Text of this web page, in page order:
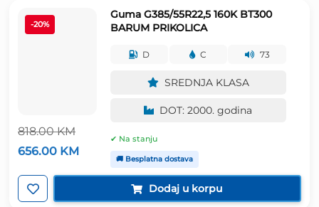
-20%
818.00KM
Izvorna
cijena
bila
je:
818.00 KM.
656.00 KM Trenutna
cijena
je:
656.00 KM.
Guma G385/55R22,5 160K BT300
BARUM PRIKOLICA
D C 73
SREDNJA KLASA
DOT: 2000. godina
✔ Na stanju
🚚 Besplatna dostava
Dodaj u korpu